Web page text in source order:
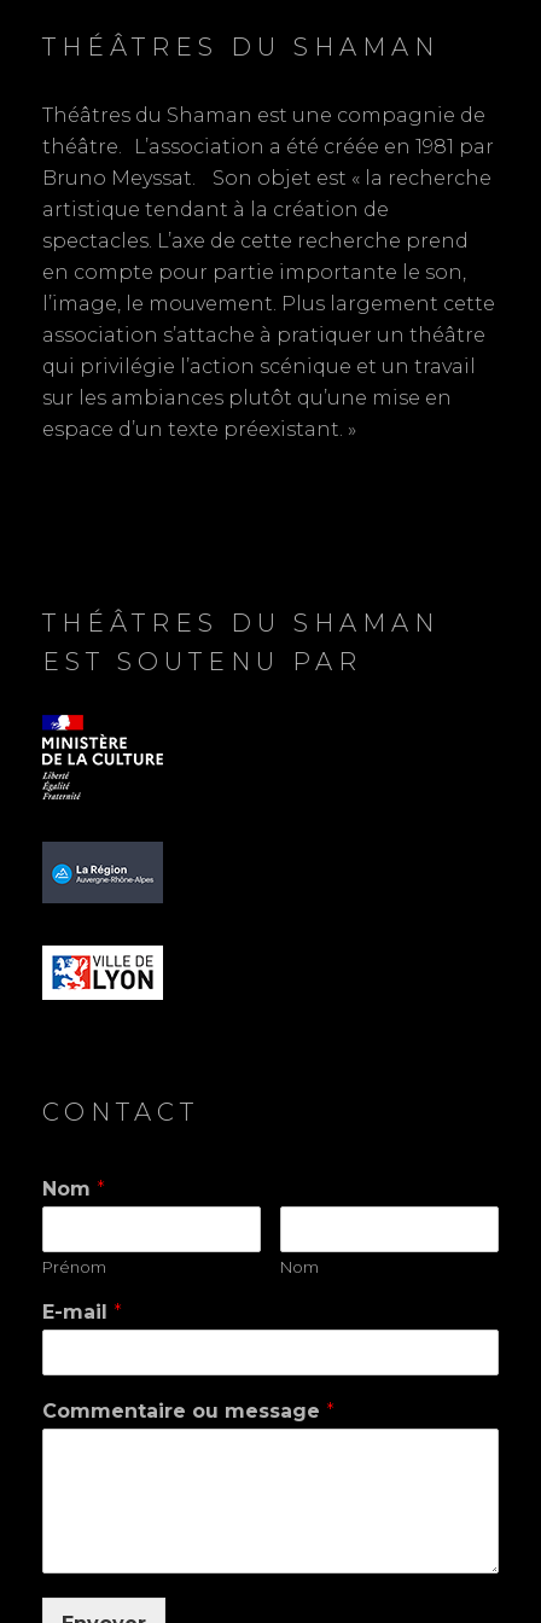
n
e
l
’
a
r
t
i
:
THÉÂTRES DU SHAMAN
Théâtres du Shaman est une compagnie de
théâtre. L’association a été créée en 1981 par
Bruno Meyssat. Son objet est « la recherche
artistique tendant à la création de
spectacles. L’axe de cette recherche prend
en compte pour partie importante le son,
l’image, le mouvement. Plus largement cette
association s’attache à pratiquer un théâtre
qui privilégie l’action scénique et un travail
sur les ambiances plutôt qu’une mise en
espace d’un texte préexistant. »
THÉÂTRES DU SHAMAN
EST SOUTENU PAR
CONTACT
Nom *
Prénom Nom
E-mail *
Commentaire ou message *